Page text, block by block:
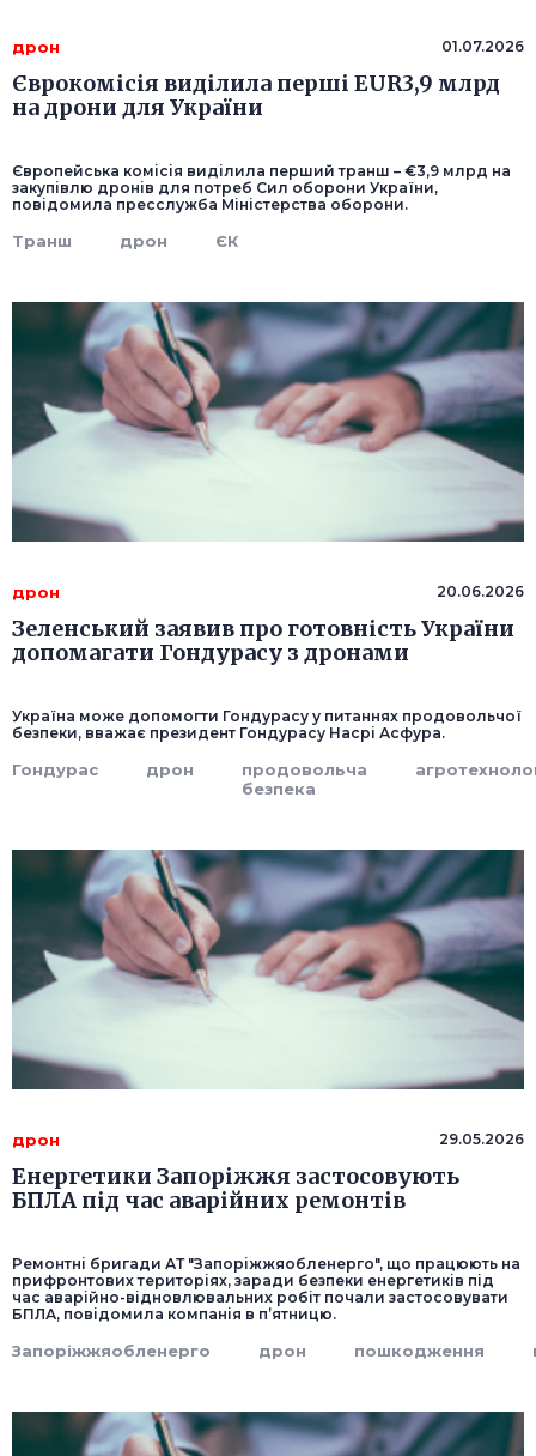
дрон 01.07.2026
Єврокомісія виділила перші EUR3,9 млрд
на дрони для України
Європейська комісія виділила перший транш – €3,9 млрд на
закупівлю дронів для потреб Сил оборони України,
повідомила пресслужба Міністерства оборони.
Транш дрон ЄК
дрон 20.06.2026
Зеленський заявив про готовність України
допомагати Гондурасу з дронами
Україна може допомогти Гондурасу у питаннях продовольчої
безпеки, вважає президент Гондурасу Насрі Асфура.
Гондурас дрон
продовольча
безпека
дрон 29.05.2026
Енергетики Запоріжжя застосовують
БПЛА під час аварійних ремонтів
Ремонтні бригади АТ "Запоріжжяобленерго", що працюють на
прифронтових територіях, заради безпеки енергетиків під
час аварійно-відновлювальних робіт почали застосовувати
БПЛА, повідомила компанія в п’ятницю.
Запоріжжяобленерго дрон пошкодження